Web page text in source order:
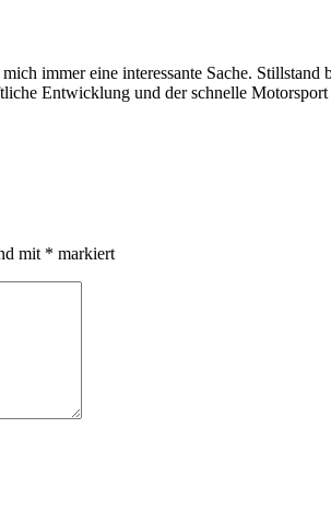
immer eine interessante Sache.
Entwicklung und der schnelle
mit * markiert